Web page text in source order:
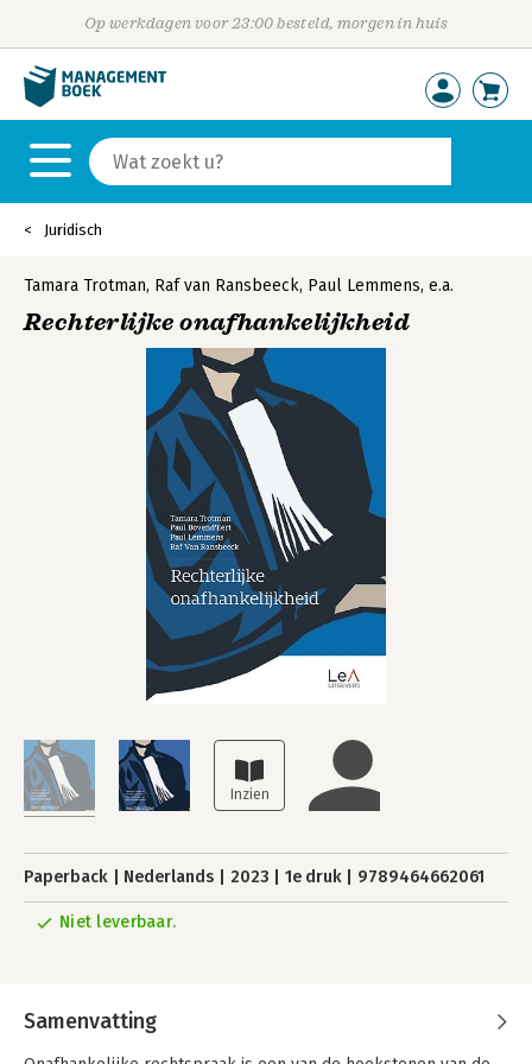
Op werkdagen voor 23:00 besteld, morgen in huis
Juridisch
Tamara Trotman, Raf van Ransbeeck, Paul Lemmens, e.a.
Rechterlijke onafhankelijkheid
Paperback Nederlands 2023 1e druk 9789464662061
Niet leverbaar.
Samenvatting